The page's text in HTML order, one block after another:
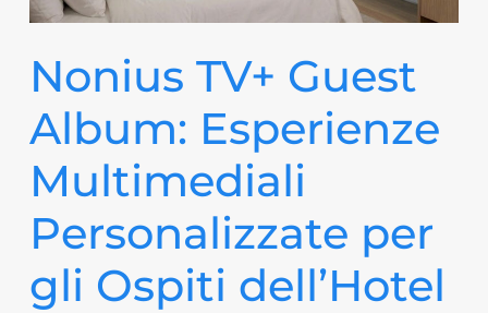
Nonius TV+ Guest
Album: Esperienze
Multimediali
Personalizzate per
gli Ospiti dell’Hotel